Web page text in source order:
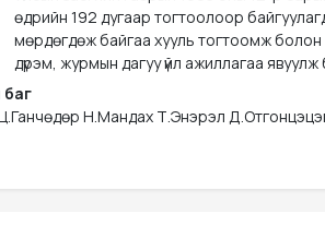
өдрийн 192 дугаар тогтоолоор
мөрдөгдөж байгаа хууль тогтоомж
дүрэм, журмын дагуу үйл ажиллагаа явуулж
Н.Мандах Т.Энэрэл